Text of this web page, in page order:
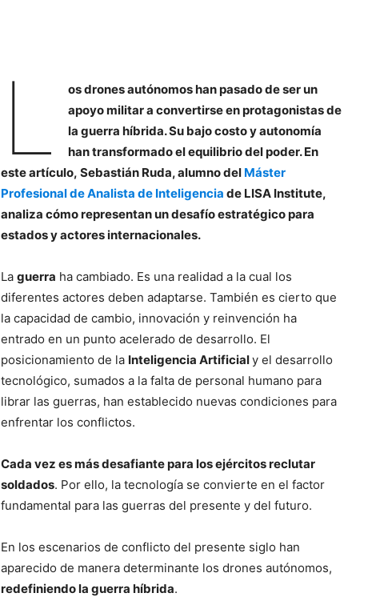
L
os drones autónomos han pasado de ser un
apoyo militar a convertirse en protagonistas de
la guerra híbrida. Su bajo costo y autonomía
han transformado el equilibrio del poder. En
este artículo, Sebastián Ruda, alumno del Máster
Profesional de Analista de Inteligencia de LISA Institute,
analiza cómo representan un desafío estratégico para
estados y actores internacionales.
Laguerra ha cambiado. Es una realidad a la cual los
diferentes actores deben adaptarse. También es cierto que
la capacidad de cambio, innovación y reinvención ha
entrado en un punto acelerado de desarrollo. El
posicionamiento de la Inteligencia Artificialy el desarrollo
tecnológico, sumados a la falta de personal humano para
librar las guerras, han establecido nuevas condiciones para
enfrentar los conflictos.
Cada vez es más desafiante para los ejércitos reclutar
soldados. Por ello, la tecnología se convierte en el factor
fundamental para las guerras del presente y del futuro.
En los escenarios de conflicto del presente siglo han
aparecido de manera determinante los drones autónomos,
redefiniendo la guerra híbrida.